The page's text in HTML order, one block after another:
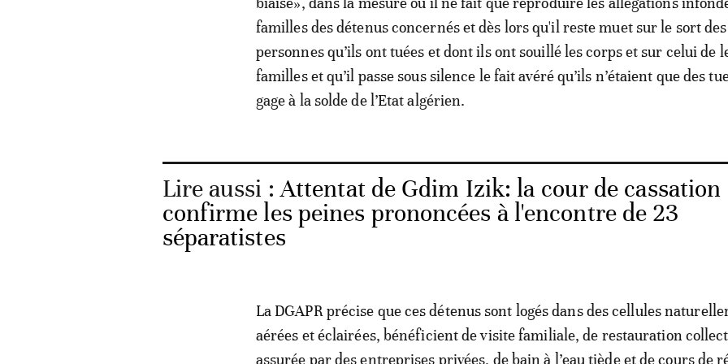
familles des détenus concernés et dès lors qu'il reste muet sur le sort des
personnes qu’ils ont tuées et dont ils ont souillé les corps et sur celui de
familles et qu’il passe sous silence le fait avéré qu’ils n’étaient que des
gage à la solde de l’Etat algérien.
Lire aussi :Attentat de Gdim Izik: la cour de cassation
confirme les peines prononcées à l'encontre de 23
séparatistes
La DGAPR précise que ces détenus sont logés dans des cellules
aérées et éclairées, bénéficient de visite familiale, de restauration
assurée par des entreprises privées, de bain à l’eau tiède et de cours de